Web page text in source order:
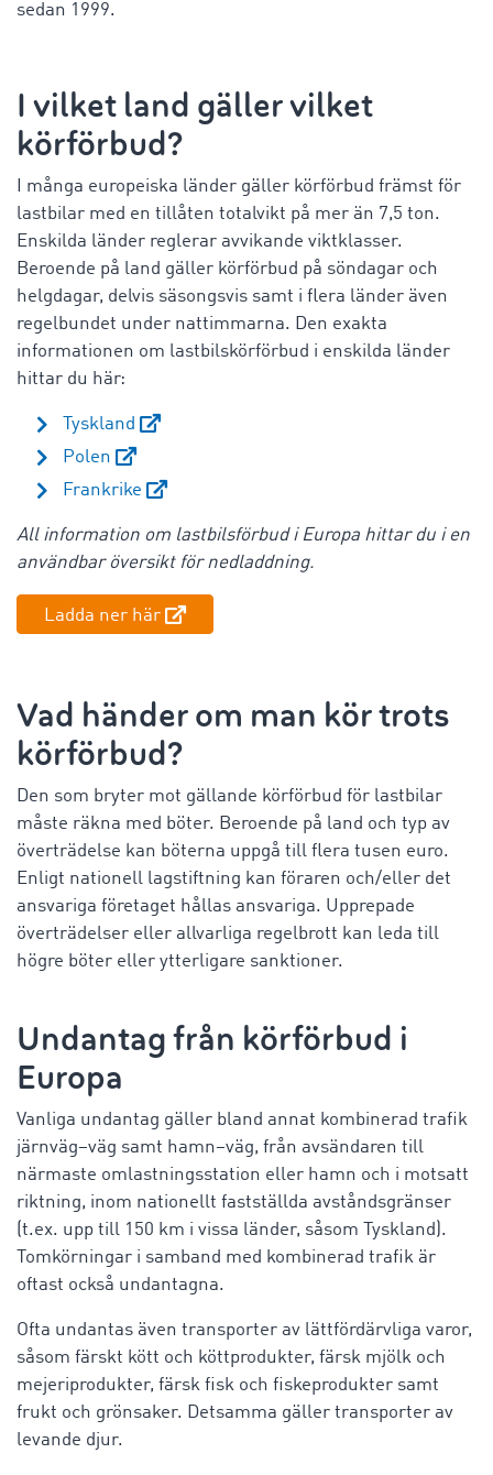
sedan 1999.
I vilket land gäller vilket
körförbud?
I många europeiska länder gäller körförbud främst för
lastbilar med en tillåten totalvikt på mer än 7,5 ton.
Enskilda länder reglerar avvikande viktklasser.
Beroende på land gäller körförbud på söndagar och
helgdagar, delvis säsongsvis samt i flera länder även
regelbundet under nattimmarna. Den exakta
informationen om lastbilskörförbud i enskilda länder
hittar du här:
Tyskland
Polen
Frankrike
All information om lastbilsförbud i Europa hittar du i en
användbar översikt för nedladdning.
Ladda ner här
Vad händer om man kör trots
körförbud?
Den som bryter mot gällande körförbud för lastbilar
måste räkna med böter. Beroende på land och typ av
överträdelse kan böterna uppgå till flera tusen euro.
Enligt nationell lagstiftning kan föraren och/eller det
ansvariga företaget hållas ansvariga. Upprepade
överträdelser eller allvarliga regelbrott kan leda till
högre böter eller ytterligare sanktioner.
Undantag från körförbud i
Europa
Vanliga undantag gäller bland annat kombinerad trafik
järnväg–väg samt hamn–väg, från avsändaren till
närmaste omlastningsstation eller hamn och i motsatt
riktning, inom nationellt fastställda avståndsgränser
(t.ex. upp till 150 km i vissa länder, såsom Tyskland).
Tomkörningar i samband med kombinerad trafik är
oftast också undantagna.
Ofta undantas även transporter av lättfördärvliga varor,
såsom färskt kött och köttprodukter, färsk mjölk och
mejeriprodukter, färsk fisk och fiskeprodukter samt
frukt och grönsaker. Detsamma gäller transporter av
levande djur.